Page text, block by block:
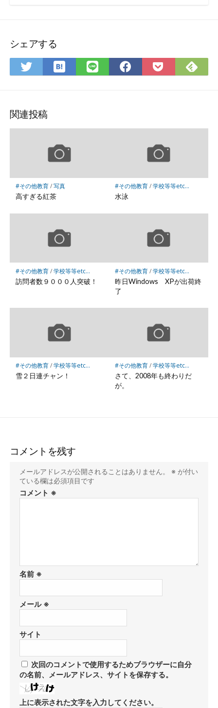
シェアする
Twitter
で
ア
は
て
ク
ー
ク
保
LINE
で
Facebook
で
Pocket
に
で
関連投稿
#その他教育/写真
高すぎる紅茶
#その他教育/学校等等etc...
水泳
#その他教育/学校等等etc...
訪問者数９０００人突破！
#その他教育/学校等等etc...
昨日Windows XPが出荷終
了
#その他教育/学校等等etc...
雪２日連チャン！
#その他教育/学校等等etc...
さて、2008年も終わりだ
が。
コメントを残す
メールアドレスが公開されることはありません。 ※ が付い
ている欄は必須項目です
コメント ※
名前 ※
メール ※
サイト
次回のコメントで使用するためブラウザーに自分
の名前、メールアドレス、サイトを保存する。
上に表示された文字を入力してください。